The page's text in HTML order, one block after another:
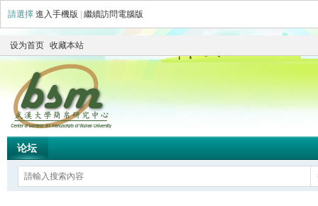
請選擇 進入手機版 繼續訪問電腦版
设为首页 收藏本站
论坛